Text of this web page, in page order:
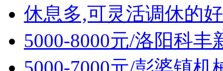
休息多,可灵活调休的
5000-8000元/洛阳科